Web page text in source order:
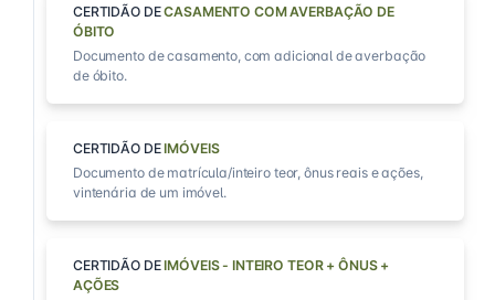
CERTIDÃO DECASAMENTO COM AVERBAÇÃO DE
ÓBITO
Documento de casamento, com adicional de averbação
de óbito.
CERTIDÃO DEIMÓVEIS
Documento de matrícula/inteiro teor, ônus reais e ações,
vintenária de um imóvel.
CERTIDÃO DEIMÓVEIS - INTEIRO TEOR + ÔNUS +
AÇÕES